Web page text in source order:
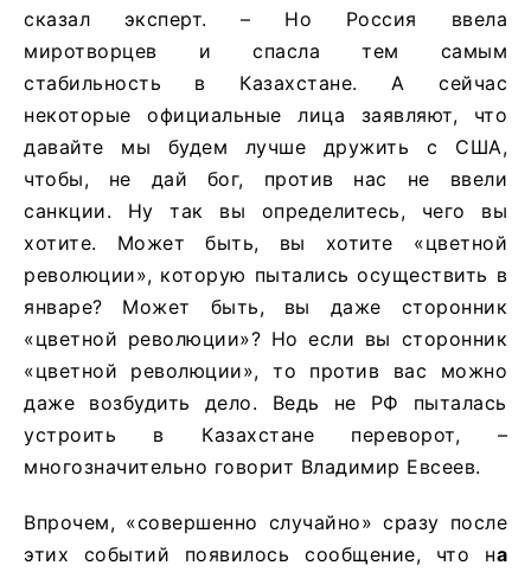
сказал эксперт. – Но Россия ввела
миротворцев и спасла тем самым
стабильность в Казахстане. А сейчас
некоторые официальные лица заявляют, что
давайте мы будем лучше дружить с США,
чтобы, не дай бог, против нас не ввели
санкции. Ну так вы определитесь, чего вы
хотите. Может быть, вы хотите «цветной
революции», которую пытались осуществить в
январе? Может быть, вы даже сторонник
«цветной революции»? Но если вы сторонник
«цветной революции», то против вас можно
даже возбудить дело. Ведь не РФ пыталась
устроить в Казахстане переворот, –
многозначительно говорит Владимир Евсеев.
Впрочем, «совершенно случайно» сразу после
этих событий появилось сообщение, что на